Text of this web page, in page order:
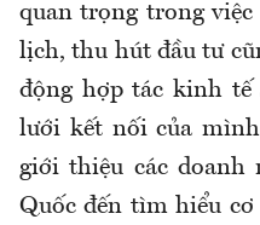
quan trọng trong
lịch, thu hút đầu tư
động hợp tác kinh tế
lưới kết nối của
giới thiệu các doanh
Quốc đến tìm hiểu